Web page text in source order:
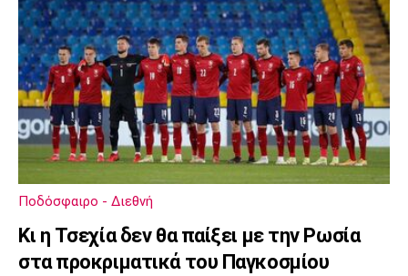
Ποδόσφαιρο - Διεθνή
Κι η Τσεχία δεν θα παίξει με την Ρωσία
στα προκριματικά του Παγκοσμίου